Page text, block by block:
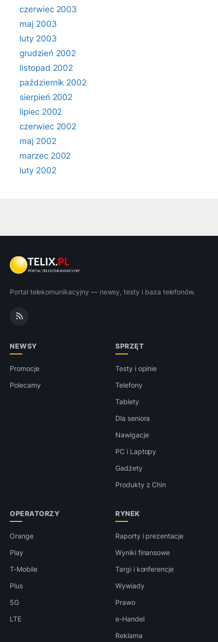
czerwiec 2003
maj 2003
luty 2003
grudzień 2002
listopad 2002
październik 2002
sierpień 2002
lipiec 2002
czerwiec 2002
maj 2002
marzec 2002
luty 2002
Portal telekomunikacyjny — newsy, testy i baza telefonów.
NEWSY
Promocje
Polecamy
SPRZĘT
Testy i opinie
Telefony
Tablety
Dla seniora
Nawigacje
PC i Laptopy
Gadżety
Produkty z Chin
OPERATORZY
Orange
Play
T-Mobile
Plus
5G
LTE
RYNEK
Raporty i prezentacje
Wyniki finansowe
Targi i konferencje
Wywiady
Prawo
e-Handel
Reklama